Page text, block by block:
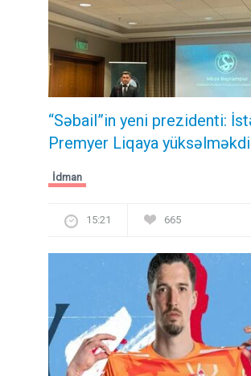
“Səbail”in yeni prezidenti:
Premyer Liqaya
İdman
15:21 665